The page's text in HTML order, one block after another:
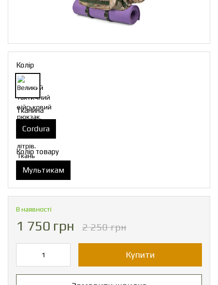
Колір
Тканина
Cordura
Колір товару
Мультикам
В наявності
1 750 грн 2 250 грн
Купити